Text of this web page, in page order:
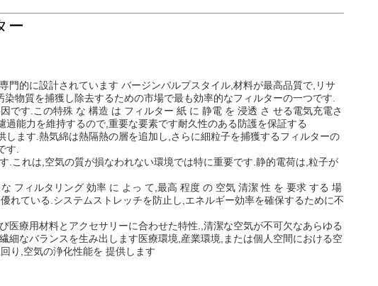
ー
的に設計されています バージンパルプスタイル,材料が最高品質で,リサ
物質を捕獲し除去するための市場で最も効率的なフィルターの一つです.
です.この特殊 な 構造 は フィルター 紙 に 静電 を 浸透 さ せる電気充電さ
能力を維持するので,重要な要素です耐久性のある防護を保証する
ます.熱気綿は熱隔熱の層を追加し,さらに細粒子を捕獲するフィルターの
す.
.これは,空気の質が損なわれない環境では特に重要です.静的電荷は,粒子が
フィルタリング 効率 に よっ て,最高 程度 の 空気 清潔 性 を 要求 する 場
れている.システムストレッチを防止し,エネルギー効率を確保するために不
療用材料とアクセサリーに合わせた特性.,清潔な空気が不可欠なあらゆる
なバランスを生み出します医療環境,産業環境,または個人空間における空
り,空気の浄化性能を 提供します